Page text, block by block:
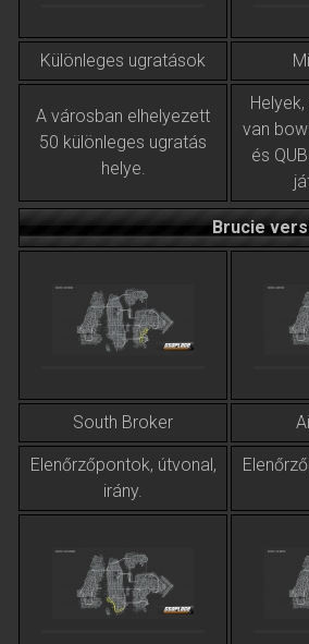
Különleges ugratások
A városban elhelyezett
50 különleges ugratás
helye.
van
és
Brucie
South Broker
Elenőrzőpontok, útvonal,
irány.